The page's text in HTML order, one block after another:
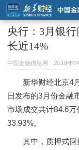
央行：3月银
长近14%
中国金融信息网 2019年
新华财经北京4
日发布的3月份金融
市场成交共计84.6
33.93%。
其中，质押式